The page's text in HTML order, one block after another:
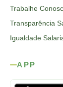
Trabalhe
Transparência
Igualdade
APP